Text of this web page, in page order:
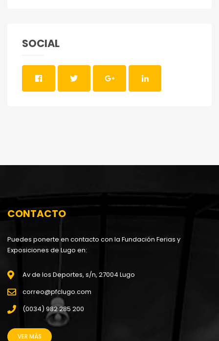
SOCIAL
CONTACTO
Puedes ponerte en contacto con la Fundación Ferias y
Exposiciones de Lugo en:
Av de los Deportes, s/n, 27004 Lugo
correo@pfclugo.com
(0034) 982 285 200
VER MÁS